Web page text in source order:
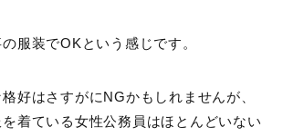
服装でOKという感じです。
好はさすがにNGかもしれませんが、
着ている女性公務員はほとんどいない